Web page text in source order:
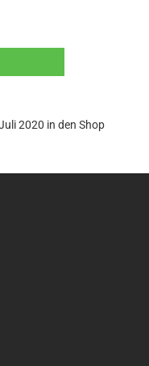
2020 in den Shop